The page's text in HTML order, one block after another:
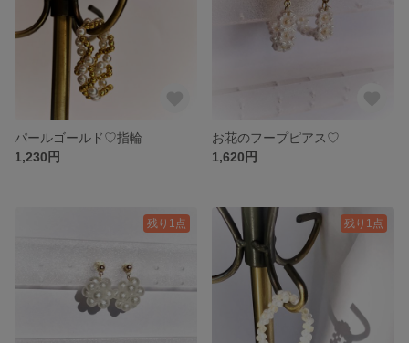
パールゴールド♡指輪
1,230円
お花のフープピアス♡
1,620円
残り1点 残り1点